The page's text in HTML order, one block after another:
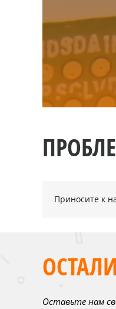
Приносите к
Оставьте нам